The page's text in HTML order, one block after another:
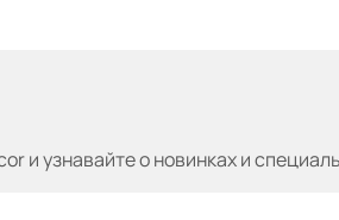
и узнавайтео новинках и